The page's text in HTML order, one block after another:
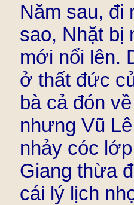
Năm sau, đi
sao, Nhặt bị
mới nổi lên.
ở thất đức
bà cả đón
nhưng Vũ
nhảy cóc
Giang thừa
cái lý lịch